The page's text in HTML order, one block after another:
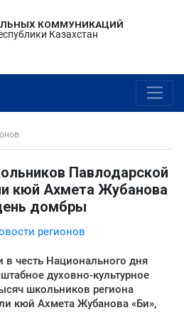
КОММУНИКАЦИЙ
Казахстан
Павлодарской
кюй Ахмета Жубанова
домбры
регионов
в честь Национального дня
духовно-культурное
школьников региона
кюй Ахмета Жубанова «Би»,